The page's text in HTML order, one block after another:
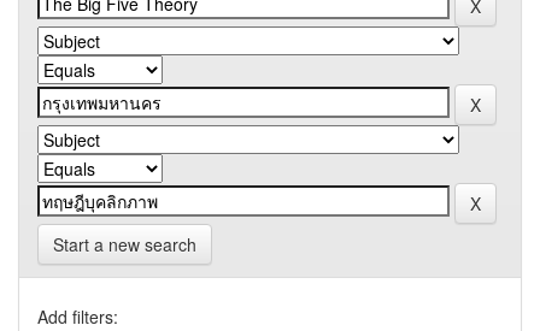
Start a new search
Add filters: